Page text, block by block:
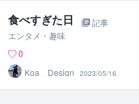
食べすぎた日
記事
エンタメ・趣味
0
Koa＿Design
2023/05/16